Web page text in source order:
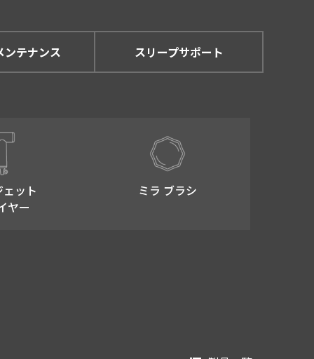
ンテナンス スリープサポート
ット
ヤー
ミラ ブラシ